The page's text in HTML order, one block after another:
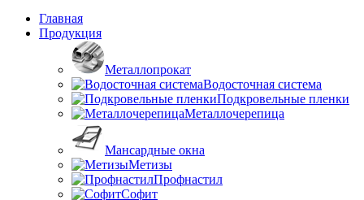
Главная
Продукция
Металлопрокат
Водосточная система
Подкровельные пленки
Металлочерепица
Мансардные окна
Метизы
Профнастил
Софит